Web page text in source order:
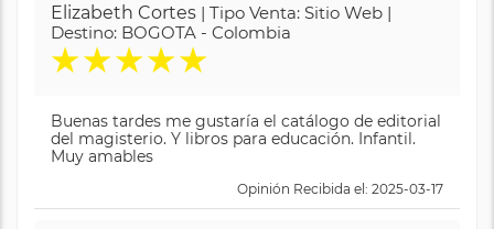
Elizabeth Cortes | Tipo Venta: Sitio Web |
Destino: BOGOTA - Colombia
★★★★★
Buenas tardes me gustaría el catálogo de editorial
del magisterio. Y libros para educación. Infantil.
Muy amables
Opinión Recibida el: 2025-03-17